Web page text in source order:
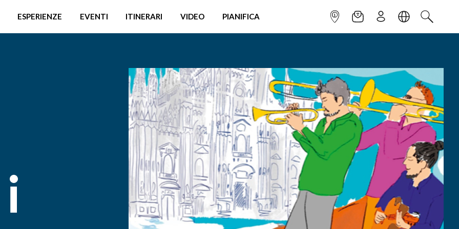
ESPERIENZE EVENTI ITINERARI VIDEO PIANIFICA INFOPOINTNEWSLETTER
ISCRIVITILINGUACERCA